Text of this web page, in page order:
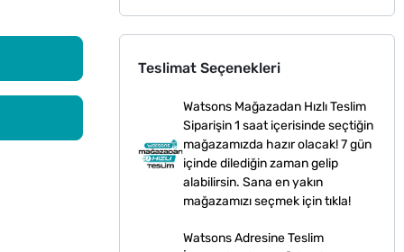
Teslimat Seçenekleri
Watsons Mağazadan Hızlı Teslim
Siparişin 1 saat içerisinde seçtiğin
mağazamızda hazır olacak! 7 gün
içinde dilediğin zaman gelip
alabilirsin. Sana en yakın
mağazamızı seçmek için tıkla!
Watsons Adresine Teslim